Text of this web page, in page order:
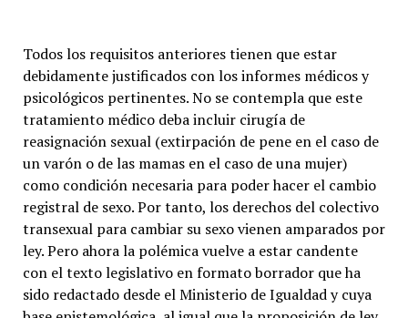
Todos los requisitos anteriores tienen que estar
debidamente justificados con los informes médicos y
psicológicos pertinentes. No se contempla que este
tratamiento médico deba incluir cirugía de
reasignación sexual (extirpación de pene en el caso de
un varón o de las mamas en el caso de una mujer)
como condición necesaria para poder hacer el cambio
registral de sexo. Por tanto, los derechos del colectivo
transexual para cambiar su sexo vienen amparados por
ley. Pero ahora la polémica vuelve a estar candente
con el texto legislativo en formato borrador que ha
sido redactado desde el Ministerio de Igualdad y cuya